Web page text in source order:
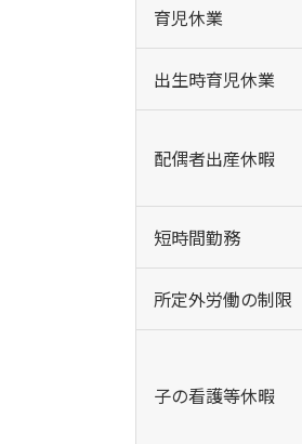
育児休業
出生時育児休業
配偶者出産休暇
短時間勤務
所定外労働の制限
子の看護等休暇